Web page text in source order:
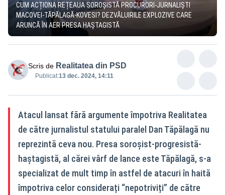
CUM ACȚIONA REȚEAUA SOROȘISTĂ PROCURORI-JURNALIȘTI
MACOVEI-TĂPĂLAGĂ-KOVESI? DEZVĂLUIRILE EXPLOZIVE CARE
ARUNCĂ ÎN AER PRESA HAȘTAGISTĂ
Scris de Realitatea din PSD
Publicat:13 dec. 2024, 14:11
Atacul lansat fără argumente împotriva Realitatea
de către jurnalistul statului paralel Dan Tăpălagă nu
reprezintă ceva nou. Presa soroșist-progresistă-
haștagistă, al cărei vârf de lance este Tăpălagă, s-a
specializat de mult timp în astfel de atacuri în haită
împotriva celor considerați “nepotriviți” de către